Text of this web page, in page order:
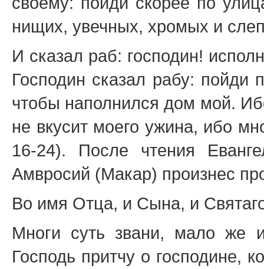
нищих, увечных, хромых и
И сказал раб: господин!
Господин сказал рабу: пойди
чтобы наполнился дом мой.
не вкусит моего ужина, ибо
16-24). После чтения
Амвросий (Макар) произнес
Во имя Отца, и Сына, и
Многи суть звани, мало же
Господь притчу о господине,